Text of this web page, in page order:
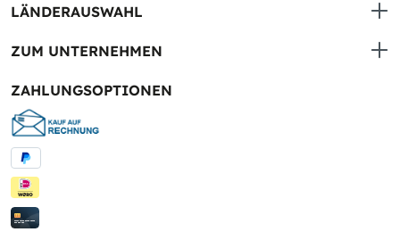
LÄNDERAUSWAHL
ZUM UNTERNEHMEN
ZAHLUNGSOPTIONEN